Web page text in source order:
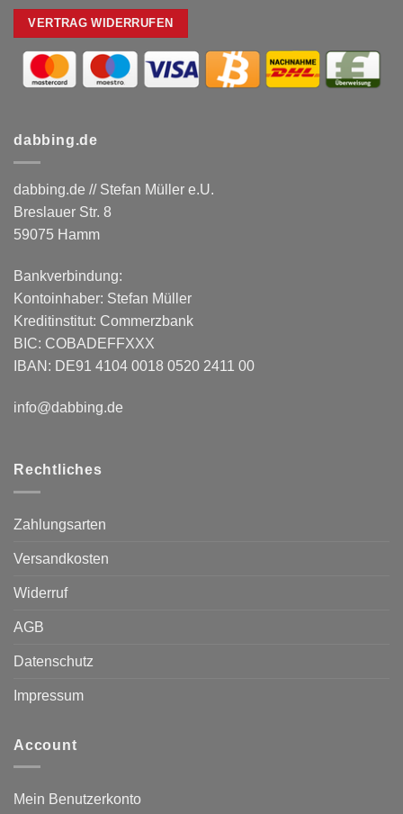
VERTRAG WIDERRUFEN
dabbing.de
dabbing.de // Stefan Müller e.U.
Breslauer Str. 8
59075 Hamm
Bankverbindung:
Kontoinhaber: Stefan Müller
Kreditinstitut: Commerzbank
BIC: COBADEFFXXX
IBAN: DE91 4104 0018 0520 2411 00
info@dabbing.de
Rechtliches
Zahlungsarten
Versandkosten
Widerruf
AGB
Datenschutz
Impressum
Account
Mein Benutzerkonto